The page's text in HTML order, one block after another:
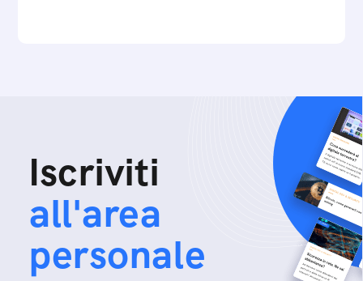
Iscriviti
all'area
personale